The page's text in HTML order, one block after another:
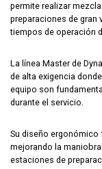
permite realizar
preparaciones de gran
tiempos de operación
La línea Master de
de alta exigencia
equipo son
durante el servicio.
Su diseño ergonómico
mejorando la
estaciones de